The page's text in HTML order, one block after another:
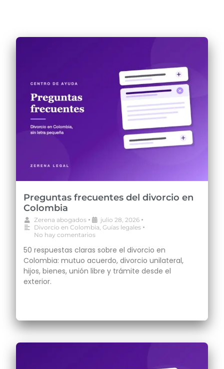
Preguntas frecuentes del divorcio en
Colombia
Zerena abogados • julio 28, 2026 •
Divorcio en Colombia Guías legales •
No hay comentarios
50 respuestas claras sobre el divorcio en
Colombia: mutuo acuerdo, divorcio unilateral,
hijos, bienes, unión libre y trámite desde el
exterior.